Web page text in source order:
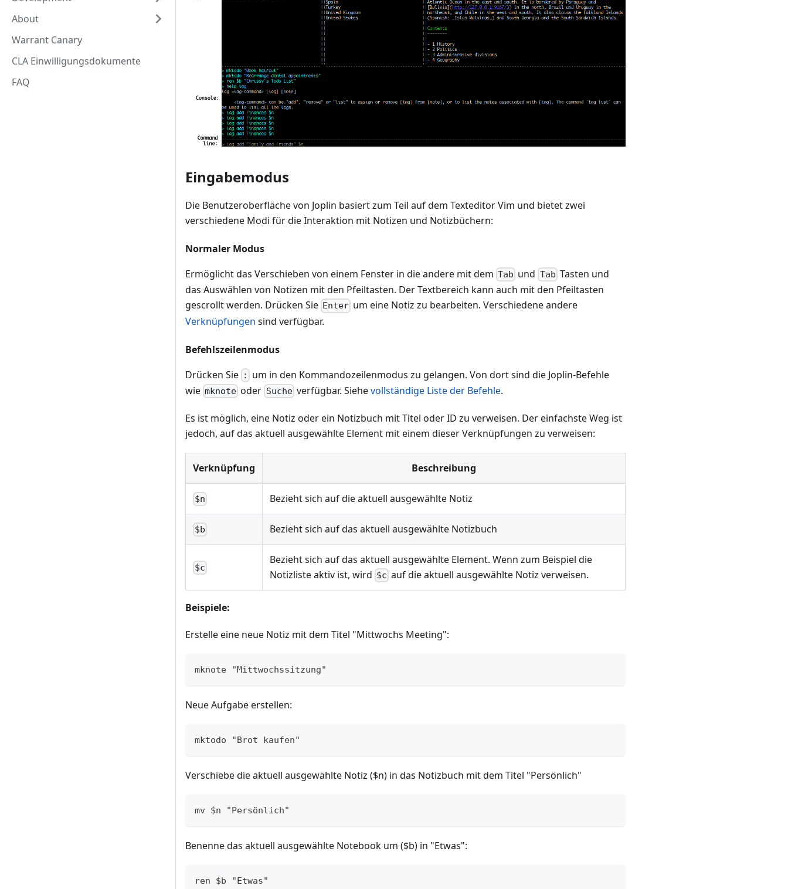
About
Warrant Canary
CLA Einwilligungsdokumente
FAQ
Eingabemodus
Die Benutzeroberfläche von Joplin basiert zum Teil auf dem Texteditor Vim und bietet zwei
verschiedene Modi für die Interaktion mit Notizen und Notizbüchern:
Normaler Modus
Ermöglicht das Verschieben von einem Fenster in die andere mit dem Tab und Tab Tasten und
das Auswählen von Notizen mit den Pfeiltasten. Der Textbereich kann auch mit den Pfeiltasten
gescrollt werden. Drücken Sie Enter um eine Notiz zu bearbeiten. Verschiedene andere
Verknüpfungen sind verfügbar.
Befehlszeilenmodus
Drücken Sie :
um in den Kommandozeilenmodus zu gelangen. Von dort sind die Joplin-Befehle
wie mknote oder Sucheverfügbar. Siehevollständige Liste der Befehle.
Es ist möglich, eine Notiz oder ein Notizbuch mit Titel oder ID zu verweisen. Der einfachste Weg ist
jedoch, auf das aktuell ausgewählte Element mit einem dieser Verknüpfungen zu verweisen:
Verknüpfung Beschreibung
$n Bezieht sich auf die aktuell ausgewählte Notiz
$b Bezieht sich auf das aktuell ausgewählte Notizbuch
$c
Bezieht sich auf das aktuell ausgewählte Element. Wenn zum Beispiel die
Notizliste aktiv ist, wird $c auf die aktuell ausgewählte Notiz verweisen.
Beispiele:
Erstelle eine neue Notiz mit dem Titel "Mittwochs Meeting":
mknote "Mittwochssitzung"
Neue Aufgabe erstellen:
mktodo "Brot kaufen"
Verschiebe die aktuell ausgewählte Notiz ($n) in das Notizbuch mit dem Titel "Persönlich"
mv $n "Persönlich"
Benenne das aktuell ausgewählte Notebook um ($b) in "Etwas":
ren $b "Etwas"